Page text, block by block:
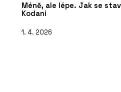
Méně, ale lépe. Jak se
Kodani
1. 4. 2026